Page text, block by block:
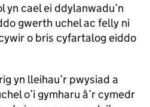
yn cael ei ddylanwadu’n
gwerth uchel ac felly ni
o bris cyfartalog eiddo
yn lleihau’r pwysiad a
o’i gymharu â’r cymedr